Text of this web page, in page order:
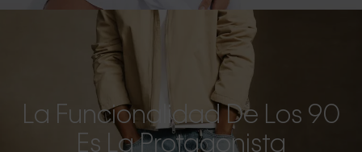
La Funcionalidad De Los 90
Es La Protagonista